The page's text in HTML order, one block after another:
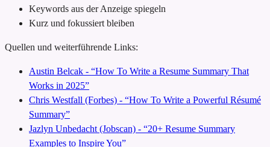
Keywords aus der Anzeige spiegeln
Kurz und fokussiert bleiben
Quellen und weiterführende Links:
Austin Belcak - “How To Write a Resume Summary That
Works in 2025”
Chris Westfall (Forbes) - “How To Write a Powerful Résumé
Summary”
Jazlyn Unbedacht (Jobscan) - “20+ Resume Summary
Examples to Inspire You”